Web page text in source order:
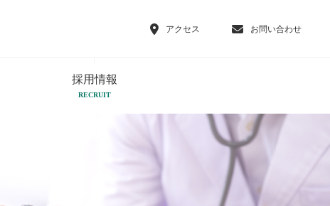
アクセス お問い合わせ
採用情報
RECRUIT